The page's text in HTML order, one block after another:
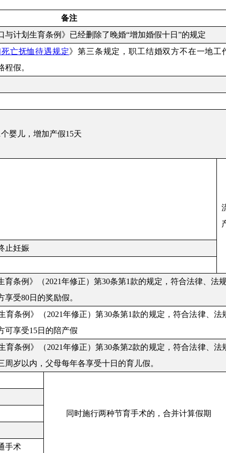
备注
与计划生育条例》已经删除了晚婚“增加婚假十日”的规定
亡抚恤待遇规定》第三条规定，职工结婚双方不在一地工
假。
婴儿，增加产假15天
止妊娠
育条例》（2021年修正）第30条第1款的规定，符合法律、法
受80日的奖励假。
育条例》（2021年修正）第30条第1款的规定，符合法律、法
可享受15日的陪产假
育条例》（2021年修正）第30条第2款的规定，符合法律、法
岁以内，父母每年各享受十日的育儿假。
同时施行两种节育手术的，合并计算假期
手术